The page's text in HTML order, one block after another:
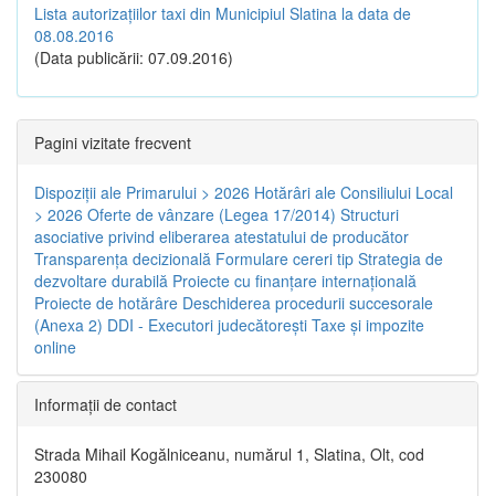
Lista autorizațiilor taxi din Municipiul Slatina la data de
08.08.2016
(Data publicării: 07.09.2016)
Pagini vizitate frecvent
Dispoziţii ale Primarului > 2026 Hotărâri ale Consiliului Local
> 2026 Oferte de vânzare (Legea 17/2014) Structuri
asociative privind eliberarea atestatului de producător
Transparenţa decizională Formulare cereri tip Strategia de
dezvoltare durabilă Proiecte cu finanţare internaţională
Proiecte de hotărâre Deschiderea procedurii succesorale
(Anexa 2) DDI - Executori judecătorești Taxe şi impozite
online
Informaţii de contact
Strada Mihail Kogălniceanu, numărul 1, Slatina, Olt, cod
230080